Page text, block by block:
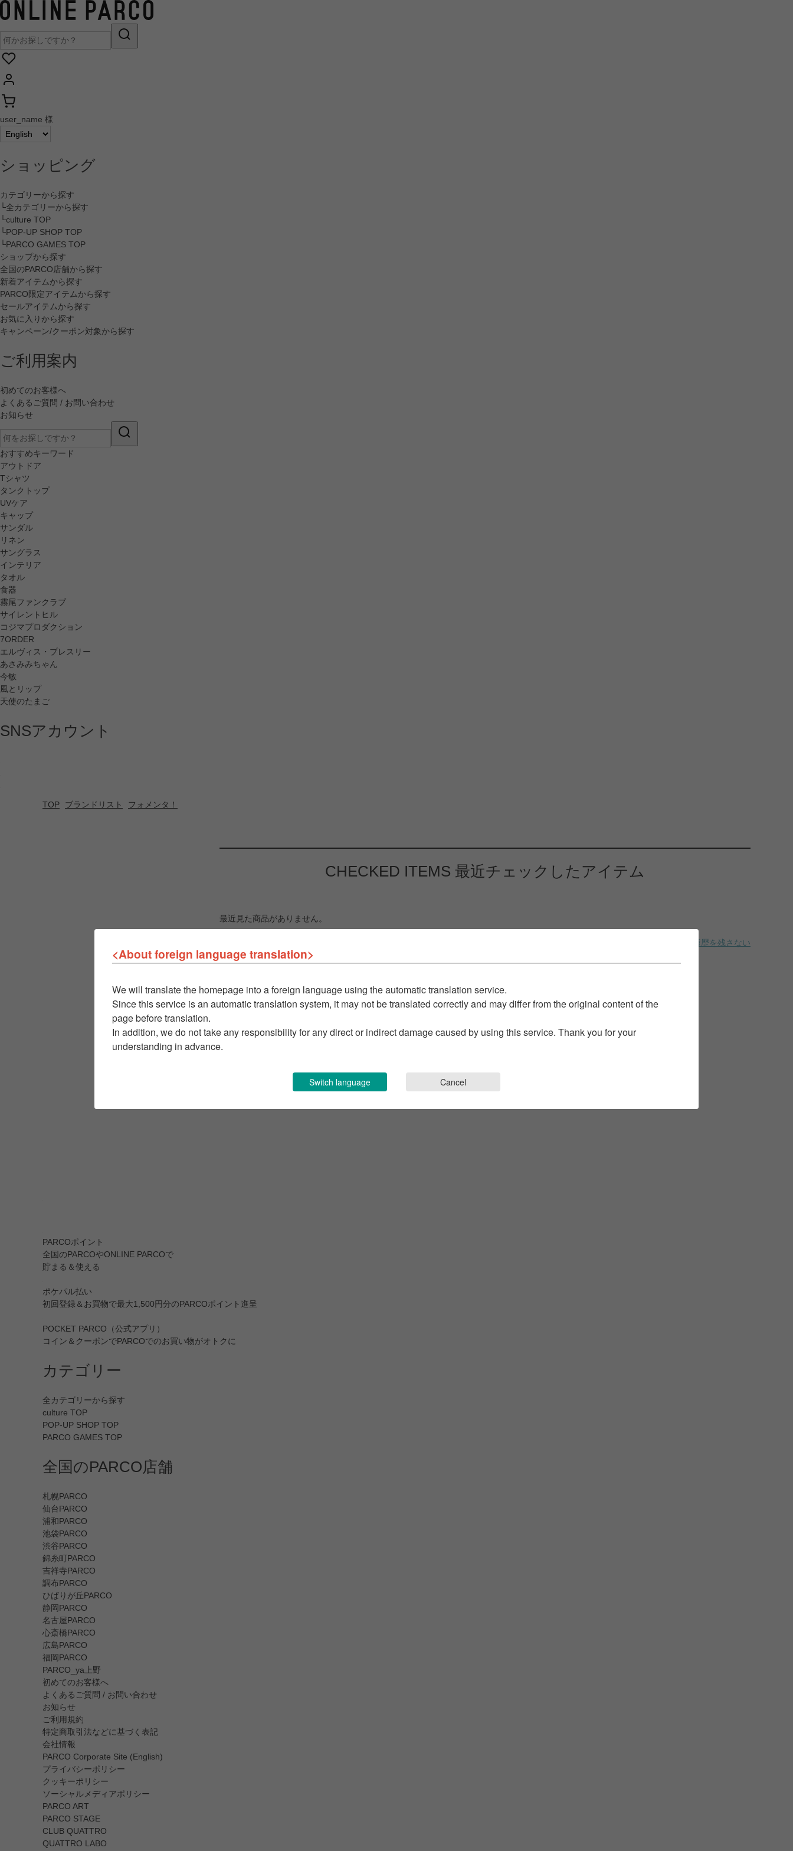
user_name 様
ショッピング
カテゴリーから探す
└全カテゴリーから探す
└culture TOP
└POP-UP SHOP TOP
└PARCO GAMES TOP
ショップから探す
全国のPARCO店舗から探す
新着アイテムから探す
PARCO限定アイテムから探す
セールアイテムから探す
お気に入りから探す
キャンペーン/クーポン対象から探す
ご利用案内
初めてのお客様へ
よくあるご質問 / お問い合わせ
お知らせ
おすすめキーワード
アウトドア
Tシャツ
タンクトップ
UVケア
キャップ
サンダル
リネン
サングラス
インテリア
タオル
食器
霧尾ファンクラブ
サイレントヒル
コジマプロダクション
7ORDER
エルヴィス・プレスリー
あさみみちゃん
今敏
風とリップ
天使のたまご
SNSアカウント
TOP ブランドリスト フォメンタ！
CHECKED ITEMS 最近チェックしたアイテム
最近見た商品がありません。
履歴を残さない
PARCOポイント
全国のPARCOやONLINE PARCOで
貯まる＆使える
ポケパル払い
初回登録＆お買物で最大1,500円分のPARCOポイント進呈
POCKET PARCO（公式アプリ）
コイン＆クーポンでPARCOでのお買い物がオトクに
カテゴリー
全カテゴリーから探す
culture TOP
POP-UP SHOP TOP
PARCO GAMES TOP
全国のPARCO店舗
札幌PARCO
仙台PARCO
浦和PARCO
池袋PARCO
渋谷PARCO
錦糸町PARCO
吉祥寺PARCO
調布PARCO
ひばりが丘PARCO
静岡PARCO
名古屋PARCO
心斎橋PARCO
広島PARCO
福岡PARCO
PARCO_ya上野
初めてのお客様へ
よくあるご質問 / お問い合わせ
お知らせ
ご利用規約
特定商取引法などに基づく表記
会社情報
PARCO Corporate Site (English)
プライバシーポリシー
クッキーポリシー
ソーシャルメディアポリシー
PARCO ART
PARCO STAGE
CLUB QUATTRO
QUATTRO LABO
<About foreign language translation>
We will translate the homepage into a foreign language using the automatic translation service.
Since this service is an automatic translation system, it may not be translated correctly and may differ from the original content of the
page before translation.
In addition, we do not take any responsibility for any direct or indirect damage caused by using this service. Thank you for your
understanding in advance.
Switch language Cancel